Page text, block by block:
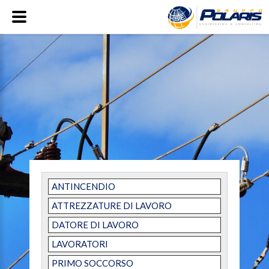
ANTINCENDIO
ATTREZZATURE DI LAVORO
DATORE DI LAVORO
LAVORATORI
PRIMO SOCCORSO